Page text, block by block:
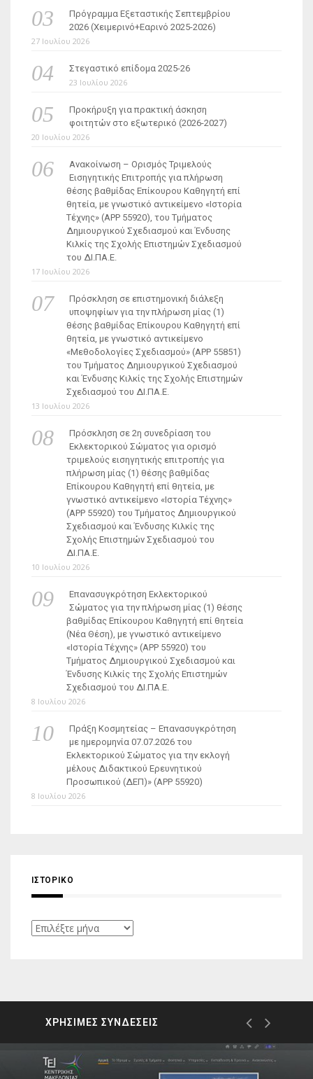
Πρόγραμμα Εξεταστικής Σεπτεμβρίου
2026 (Χειμερινό+Εαρινό 2025-2026)
27 Ιουλίου 2026
Στεγαστικό επίδομα 2025-26
23 Ιουλίου 2026
Προκήρυξη για πρακτική άσκηση
φοιτητών στο εξωτερικό (2026-2027)
20 Ιουλίου 2026
Ανακοίνωση – Ορισμός Τριμελούς
Εισηγητικής Επιτροπής για πλήρωση
θέσης βαθμίδας Επίκουρου Καθηγητή επί
θητεία, με γνωστικό αντικείμενο «Ιστορία
Τέχνης» (ΑΡΡ 55920), του Τμήματος
Δημιουργικού Σχεδιασμού και Ένδυσης
Κιλκίς της Σχολής Επιστημών Σχεδιασμού
του ΔΙ.ΠΑ.Ε.
17 Ιουλίου 2026
Πρόσκληση σε επιστημονική διάλεξη
υποψηφίων για την πλήρωση μίας (1)
θέσης βαθμίδας Επίκουρου Καθηγητή επί
θητεία, με γνωστικό αντικείμενο
«Μεθοδολογίες Σχεδιασμού» (ΑΡΡ 55851)
του Τμήματος Δημιουργικού Σχεδιασμού
και Ένδυσης Κιλκίς της Σχολής Επιστημών
Σχεδιασμού του ΔΙ.ΠΑ.Ε.
13 Ιουλίου 2026
Πρόσκληση σε 2η συνεδρίαση του
Εκλεκτορικού Σώματος για ορισμό
τριμελούς εισηγητικής επιτροπής για
πλήρωση μίας (1) θέσης βαθμίδας
Επίκουρου Καθηγητή επί θητεία, με
γνωστικό αντικείμενο «Ιστορία Τέχνης»
(ΑΡΡ 55920) του Τμήματος Δημιουργικού
Σχεδιασμού και Ένδυσης Κιλκίς της
Σχολής Επιστημών Σχεδιασμού του
ΔΙ.ΠΑ.Ε.
10 Ιουλίου 2026
Επανασυγκρότηση Εκλεκτορικού
Σώματος για την πλήρωση μίας (1) θέσης
βαθμίδας Επίκουρου Καθηγητή επί θητεία
(Νέα Θέση), με γνωστικό αντικείμενο
«Ιστορία Τέχνης» (ΑΡΡ 55920) του
Τμήματος Δημιουργικού Σχεδιασμού και
Ένδυσης Κιλκίς της Σχολής Επιστημών
Σχεδιασμού του ΔΙ.ΠΑ.Ε.
8 Ιουλίου 2026
Πράξη Κοσμητείας – Επανασυγκρότηση
με ημερομηνία 07.07.2026 του
Εκλεκτορικού Σώματος για την εκλογή
μέλους Διδακτικού Ερευνητικού
Προσωπικού (ΔΕΠ)» (APP 55920)
8 Ιουλίου 2026
ΙΣΤΟΡΙΚΌ
Ιστορικό
ΧΡΗΣΙΜΕΣ ΣΥΝΔΕΣΕΙΣ